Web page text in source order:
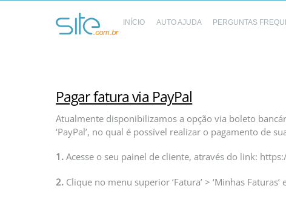
INÍCIO AUTO AJUDA PERGUNTAS
Pagar fatura via PayPal
Atualmente disponibilizamos a opção via boleto
‘PayPal’, no qual é possível realizar o pagamento de
1. Acesse o seu painel de cliente, através do link:
2. Clique no menu superior ‘Fatura’ > ‘Minhas